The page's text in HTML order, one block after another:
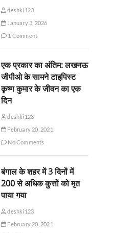
deshki123
January 3, 2026
1 Comment
एक प्रकार का अंतिम: लखनऊ
जीपीओ के सामने टाइपिस्ट
कृष्ण कुमार के जीवन का एक
दिन
deshki123
February 20, 2021
No Comments
बंगाल के शहर में 3 दिनों में
200 से अधिक कुत्तों को मृत
पाया गया
deshki123
February 20, 2021